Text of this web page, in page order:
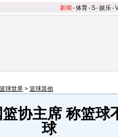
新闻 -体育-S-娱乐-
篮球世界 > 篮球其他
协主席 称篮球
球